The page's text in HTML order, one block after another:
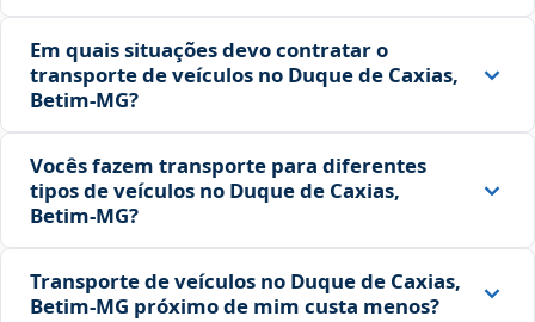
Em quais situações devo contratar o
transporte de veículos no Duque de Caxias,
Betim‑MG?
Vocês fazem transporte para diferentes
tipos de veículos no Duque de Caxias,
Betim‑MG?
Transporte de veículos no Duque de Caxias,
Betim‑MG próximo de mim custa menos?